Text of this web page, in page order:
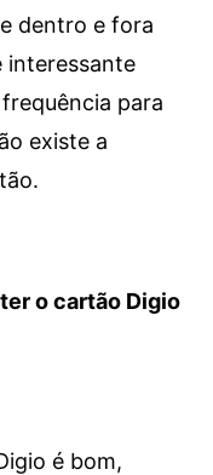
dentro e fora
interessante
para
existe a
o cartão Digio
é bom,